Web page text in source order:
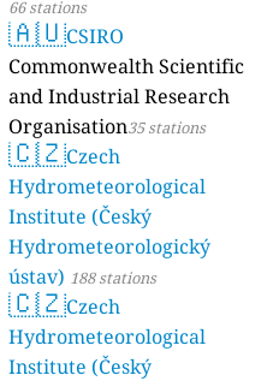
66 stations
🇦🇺CSIRO
Commonwealth Scientific
and Industrial Research
Organisation35 stations
🇨🇿Czech
Hydrometeorological
Institute (Český
Hydrometeorologický
ústav) 188 stations
🇨🇿Czech
Hydrometeorological
Institute (Český